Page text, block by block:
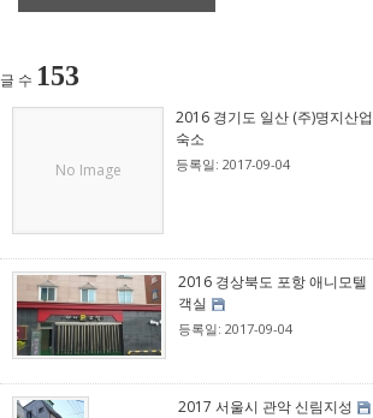
글 수 153
No Image
2016 경기도 일산 (주)명지산업
숙소
등록일: 2017-09-04
2016 경상북도 포항 애니모텔
객실
등록일: 2017-09-04
2017 서울시 관악 신림지성